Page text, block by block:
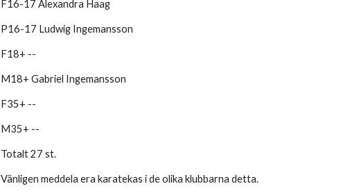
F16-17 Alexandra Haag
P16-17 Ludwig Ingemansson
F18+ --
M18+ Gabriel Ingemansson
F35+ --
M35+ --
Totalt 27 st.
Vänligen meddela era karatekas i de olika klubbarna detta.